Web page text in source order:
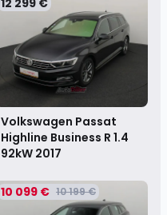
12 299 €
Volkswagen Passat
Highline Business R 1.4
92kW 2017
10 099 € 10 199 €